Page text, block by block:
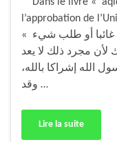
Dans le livre «
l’approbation de
« س: ما حكم نداء نبي أو ولي ولو كان غائبا أو طلب شيء
لأن مجرد ذلك لا يعد
الله إشراكا بالله،
وقد …
Lire la suite